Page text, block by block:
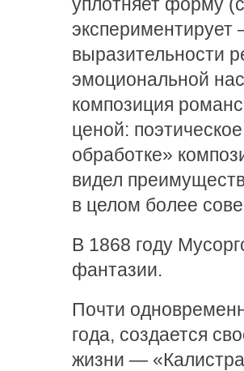
выразительности
эмоциональной
композиция
ценой:
обработке»
видел
в целом более
В 1868 году
фантазии.
Почти
года, создается
жизни —